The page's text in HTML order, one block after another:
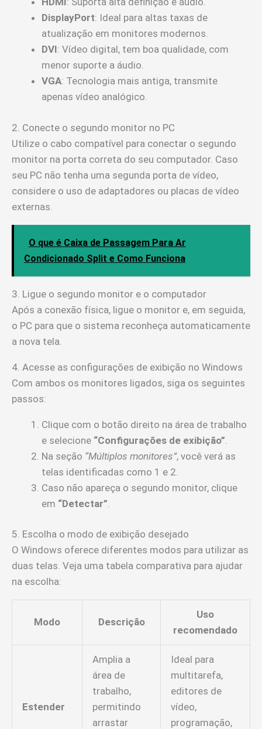
DisplayPort: Ideal para altas taxas de
atualização em monitores modernos.
DVI: Vídeo digital, tem boa qualidade, com
menor suporte a áudio.
VGA: Tecnologia mais antiga, transmite
apenas vídeo analógico.
2. Conecte o segundo monitor no PC
Utilize o cabo compatível para conectar o segundo
monitor na porta correta do seu computador. Caso
seu PC não tenha uma segunda porta de vídeo,
considere o uso de adaptadores ou placas de vídeo
externas.
O que é Caixa de Passagem Para Ar
Condicionado Split e Como Funciona
3. Ligue o segundo monitor e o computador
Após a conexão física, ligue o monitor e, em seguida,
o PC para que o sistema reconheça automaticamente
a nova tela.
4. Acesse as configurações de exibição no Windows
Com ambos os monitores ligados, siga os seguintes
passos:
Clique com o botão direito na área de trabalho
e selecione “Configurações de exibição”
Na seção “Múltiplos monitores”, você verá as
telas identificadas como 1 e 2.
Caso não apareça o segundo monitor, clique
em “Detectar”
5. Escolha o modo de exibição desejado
O Windows oferece diferentes modos para utilizar as
duas telas. Veja uma tabela comparativa para ajudar
na escolha:
Modo Descrição
Uso
recomendado
Estender
Amplia a
área de
trabalho,
permitindo
arrastar
Ideal para
multitarefa,
editores de
vídeo,
programação,